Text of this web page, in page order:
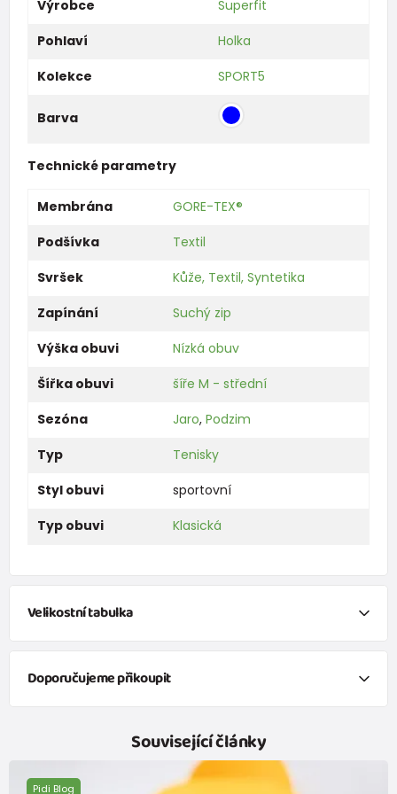
Výrobce
Superfit
Pohlaví
Holka
Kolekce
SPORT5
Barva
Technické parametry
Membrána
GORE-TEX®
Podšívka
Textil
Svršek
Kůže, Textil, Syntetika
Zapínání
Suchý zip
Výška obuvi
Nízká obuv
Šířka obuvi
šíře M - střední
Sezóna
Jaro, Podzim
Typ
Tenisky
Styl obuvi
sportovní
Typ obuvi
Klasická
Velikostní tabulka
Chci vypočítat velikosti obuvi na základězměření délky
chodidla.
Klikněte na červený anglicky psaný text níže a otevře se vám
nové okno s přesným výpočtem velikosti obuvi.
Doporučujeme přikoupit
Související články
Pidi Blog